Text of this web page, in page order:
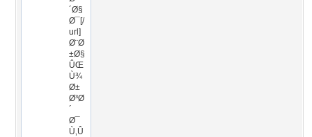
´Ø§
Ø¯[/
url]
Ø¨Ø
±Ø§
ÛŒ
Ù¾
Ø±
Ø³Ø
´
Ø¯
Ù‚Û